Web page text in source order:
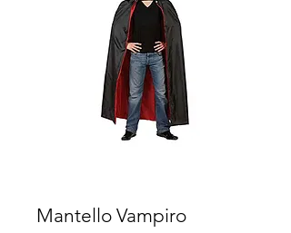
Mantello Vampiro